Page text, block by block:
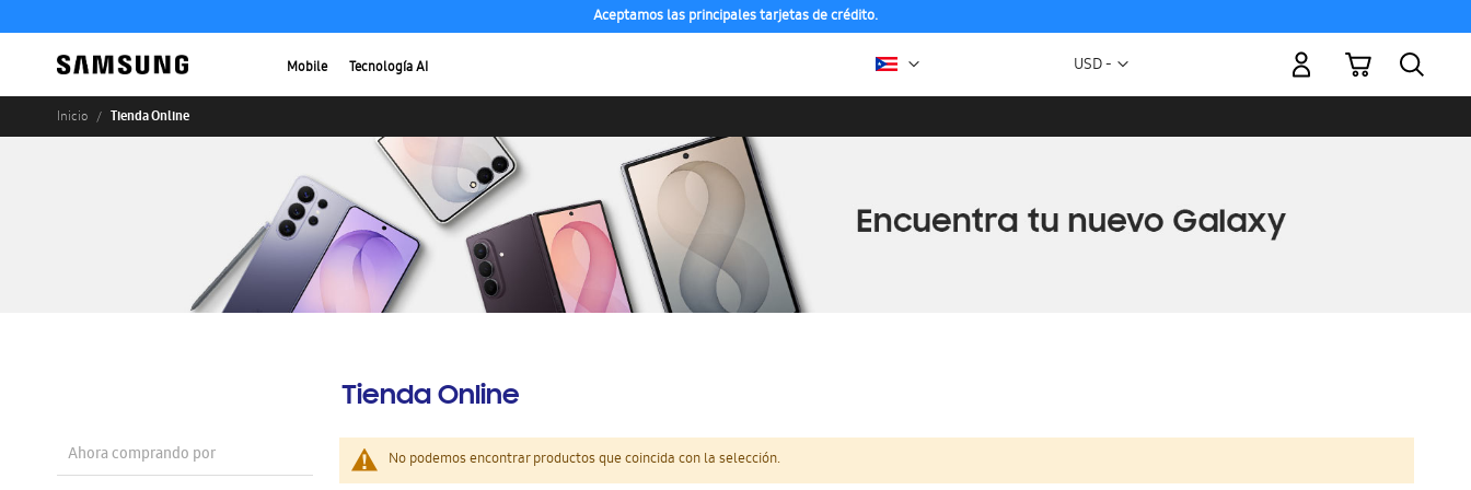
Aceptamos las principales tarjetas de crédito.
Mobile Tecnología AI Moneda
USD -
Mi carrito
Inicio Tienda Online
Tienda Online
No podemos encontrar productos que coincida con la selección.
Ahora comprando por